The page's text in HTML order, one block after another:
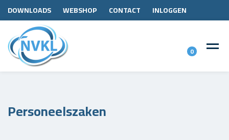
DOWNLOADS WEBSHOP CONTACT INLOGGEN
0
Personeelszaken